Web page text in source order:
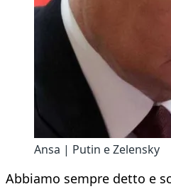
Ansa | Putin e Zelensky
Abbiamo sempre detto e